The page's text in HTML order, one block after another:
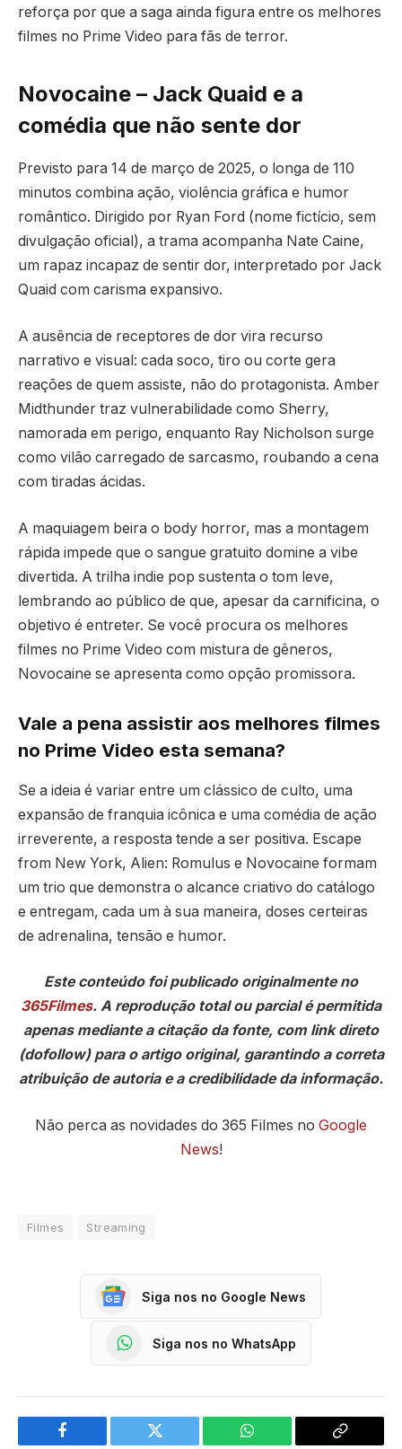
reforça por que a saga ainda figura entre os melhores
filmes no Prime Video para fãs de terror.
Novocaine – Jack Quaid e a
comédia que não sente dor
Previsto para 14 de março de 2025, o longa de 110
minutos combina ação, violência gráfica e humor
romântico. Dirigido por Ryan Ford (nome fictício, sem
divulgação oficial), a trama acompanha Nate Caine,
um rapaz incapaz de sentir dor, interpretado por Jack
Quaid com carisma expansivo.
A ausência de receptores de dor vira recurso
narrativo e visual: cada soco, tiro ou corte gera
reações de quem assiste, não do protagonista. Amber
Midthunder traz vulnerabilidade como Sherry,
namorada em perigo, enquanto Ray Nicholson surge
como vilão carregado de sarcasmo, roubando a cena
com tiradas ácidas.
A maquiagem beira o body horror, mas a montagem
rápida impede que o sangue gratuito domine a vibe
divertida. A trilha indie pop sustenta o tom leve,
lembrando ao público de que, apesar da carnificina, o
objetivo é entreter. Se você procura os melhores
filmes no Prime Video com mistura de gêneros,
Novocaine se apresenta como opção promissora.
Vale a pena assistir aos melhores filmes
no Prime Video esta semana?
Se a ideia é variar entre um clássico de culto, uma
expansão de franquia icônica e uma comédia de ação
irreverente, a resposta tende a ser positiva. Escape
from New York, Alien: Romulus e Novocaine formam
um trio que demonstra o alcance criativo do catálogo
e entregam, cada um à sua maneira, doses certeiras
de adrenalina, tensão e humor.
Este conteúdo foi publicado originalmente no
365Filmes. A reprodução total ou parcial é permitida
apenas mediante a citação da fonte, com link direto
(dofollow) para o artigo original, garantindo a correta
atribuição de autoria e a credibilidade da informação.
Não perca as novidades do 365 Filmes no Google
News!
Filmes Streaming
Siga nos no Google News
Siga nos no WhatsApp
Facebook Twitter WhatsApp Copy